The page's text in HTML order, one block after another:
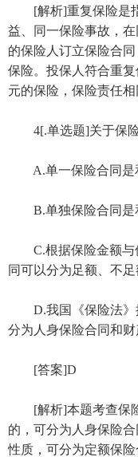
[解析]重复保险是指
益、同一保险事故，
的保险人订立保险合
保险。投保人符合重
元的保险，保险责任
4[.单选题]关于保险
A.单一保险合同是
B.单独保险合同是
C.根据保险金额与
同可以分为足额、不
D.我国《保险法》
分为人身保险合同和财
[答案]D
[解析]本题考查保险
的，可分为人身保险
性质，可分为定额保